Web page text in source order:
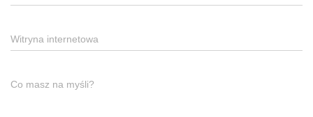
Witryna internetowa
Co masz na myśli?